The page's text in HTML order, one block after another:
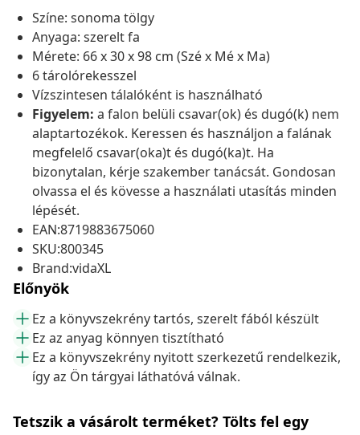
Színe: sonoma tölgy
Anyaga: szerelt fa
Mérete: 66 x 30 x 98 cm (Szé x Mé x Ma)
6 tárolórekesszel
Vízszintesen tálalóként is használható
Figyelem: a falon belüli csavar(ok) és dugó(k) nem
alaptartozékok. Keressen és használjon a falának
megfelelő csavar(oka)t és dugó(ka)t. Ha
bizonytalan, kérje szakember tanácsát. Gondosan
olvassa el és kövesse a használati utasítás minden
lépését.
EAN:8719883675060
SKU:800345
Brand:vidaXL
Előnyök
Ez a könyvszekrény tartós, szerelt fából készült
Ez az anyag könnyen tisztítható
Ez a könyvszekrény nyitott szerkezetű rendelkezik,
így az Ön tárgyai láthatóvá válnak.
Tetszik a vásárolt terméket? Tölts fel egy